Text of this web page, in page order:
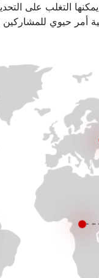
التغلب على
أمر حيوي